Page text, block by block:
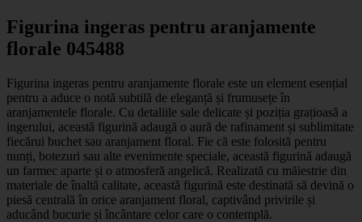
Figurina ingeras pentru aranjamente
florale 045488
Figurina ingeras pentru aranjamente florale este un element esențial
pentru a aduce o notă subtilă de eleganță și frumusețe în
aranjamentele florale. Cu detaliile sale delicate și poziția grațioasă a
ingerului, această figurină adaugă o aură de rafinament și sublimitate
fiecărui buchet sau aranjament floral. Fie că este folosită pentru
nunți, botezuri sau alte evenimente speciale, această figurină adaugă
un farmec aparte și o atmosferă angelică. Realizată cu măiestrie din
materiale de înaltă calitate, această figurină este destinată să devină o
piesă centrală în orice aranjament floral, captivând privirile și
aducând bucurie și încântare celor care o contemplă.